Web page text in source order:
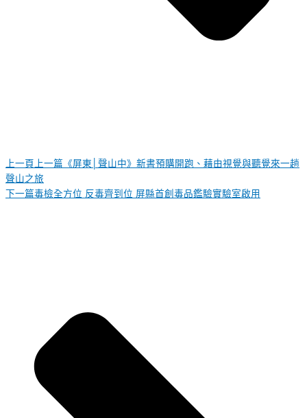
上一頁 上一篇 《屏東│聲山中》新書預購開跑、藉由視覺與聽覺來一趟
聲山之旅
下一篇毒檢全方位 反毒齊到位 屏縣首創毒品鑑驗實驗室啟用